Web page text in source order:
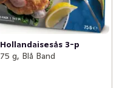
Hollandaisesås 3-p
75 g, Blå Band